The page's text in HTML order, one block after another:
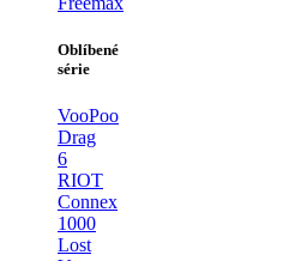
Oblíbené
série
VooPoo
Drag
6
RIOT
Connex
1000
Lost